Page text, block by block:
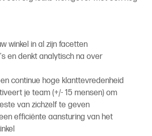
winkel in al zijn facetten
en denkt analytisch na over
continue hoge klanttevredenheid
je team (+/- 15 mensen) om
van zichzelf te geven
efficiënte aansturing van het